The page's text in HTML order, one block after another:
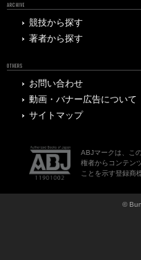
ARCHIVE
競技から探す
著者から探す
OTHERS
お問い合わせ
動画・バナー広告について
サイトマップ
ABJマークは、こ
権者からコンテン
ことを示す登録商
©